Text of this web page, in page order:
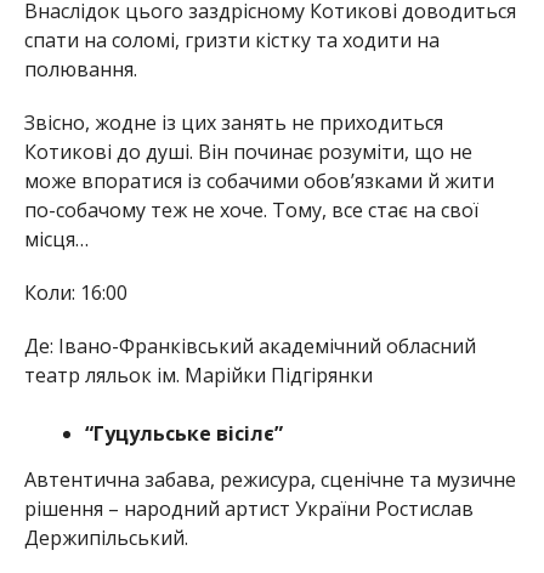
Внаслідок цього заздрісному Котикові доводиться
спати на соломі, гризти кістку та ходити на
полювання.
Звісно, жодне із цих занять не приходиться
Котикові до душі. Він починає розуміти, що не
може впоратися із собачими обов’язками й жити
по-собачому теж не хоче. Тому, все стає на свої
місця…
Коли: 16:00
Де: Івано-Франківський академічний обласний
театр ляльок ім. Марійки Підгірянки
“Гуцульське вісілє”
Автентична забава, режисура, сценічне та музичне
рішення – народний артист України Ростислав
Держипільський.